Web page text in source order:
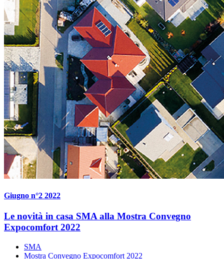
Giugno n°2 2022
Le novità in casa SMA alla Mostra Convegno
Expocomfort 2022
SMA
Mostra Convegno Expocomfort 2022